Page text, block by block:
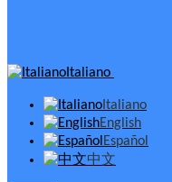
Italiano
Italiano
English
Español
中文